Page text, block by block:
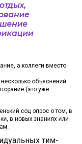
а коллеги вместо
объяснений:
(это уже
соц опрос о том, в
в новых знаниях или
тим-